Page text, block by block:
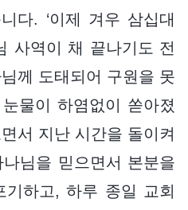
다. ‘이제 겨우 삼십대
사역이 채 끝나기도 전
께 도태되어 구원을 못
물이 하염없이 쏟아졌
서 지난 시간을 돌이켜
님을 믿으면서 본분을
하고, 하루 종일 교회